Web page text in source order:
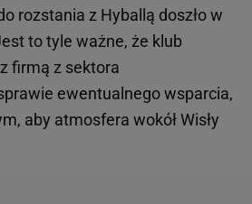
rozstania z Hyballą doszło w
to tyle ważne, że klub
firmą z sektora
ewentualnego wsparcia,
aby atmosfera wokół Wisły